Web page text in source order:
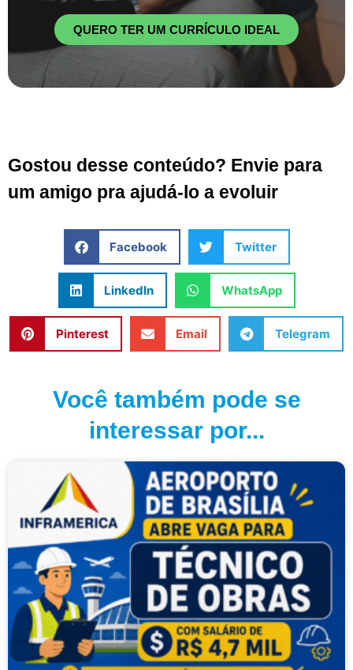
QUERO TER UM CURRÍCULO IDEAL
Gostou desse conteúdo? Envie para
um amigo pra ajudá-lo a evoluir
Facebook Twitter
LinkedIn WhatsApp
Pinterest Email Telegram
Você também pode se
interessar por...